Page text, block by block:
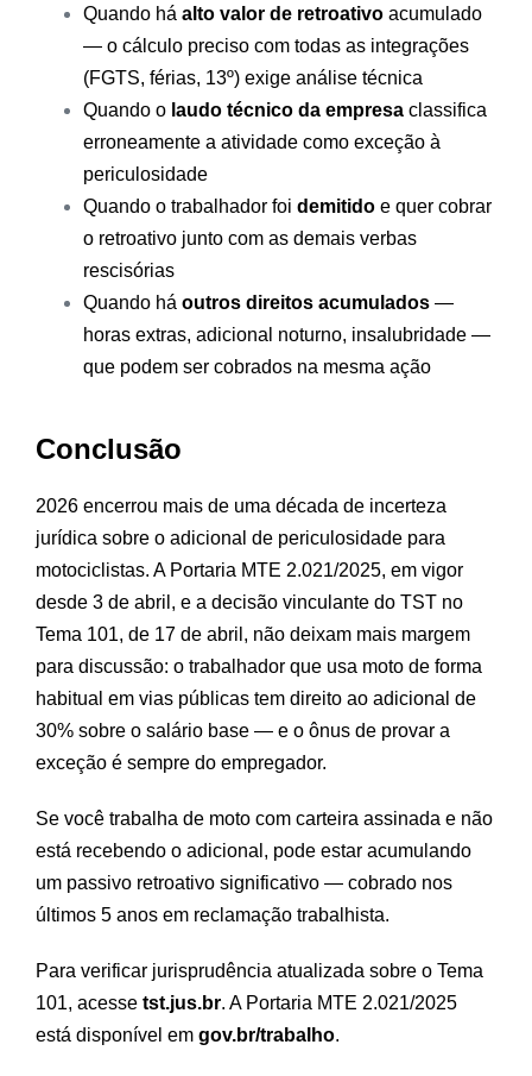
Quando há alto valor de retroativo acumulado
— o cálculo preciso com todas as integrações
(FGTS, férias, 13º) exige análise técnica
Quando o laudo técnico da empresa classifica
erroneamente a atividade como exceção à
periculosidade
Quando o trabalhador foi demitido e quer cobrar
o retroativo junto com as demais verbas
rescisórias
Quando há outros direitos acumulados —
horas extras, adicional noturno, insalubridade —
que podem ser cobrados na mesma ação
Conclusão
2026 encerrou mais de uma década de incerteza
jurídica sobre o adicional de periculosidade para
motociclistas. A Portaria MTE 2.021/2025, em vigor
desde 3 de abril, e a decisão vinculante do TST no
Tema 101, de 17 de abril, não deixam mais margem
para discussão: o trabalhador que usa moto de forma
habitual em vias públicas tem direito ao adicional de
30% sobre o salário base — e o ônus de provar a
exceção é sempre do empregador.
Se você trabalha de moto com carteira assinada e não
está recebendo o adicional, pode estar acumulando
um passivo retroativo significativo — cobrado nos
últimos 5 anos em reclamação trabalhista.
Para verificar jurisprudência atualizada sobre o Tema
101, acesse tst.jus.br. A Portaria MTE 2.021/2025
está disponível em gov.br/trabalho.